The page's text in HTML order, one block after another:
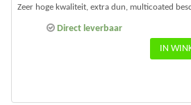
Direct leverbaar
Zeer hoge kwaliteit, extra dun, multicoated
IN